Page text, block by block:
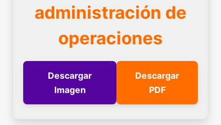
administración de
operaciones
Descargar
Imagen
Descargar
PDF